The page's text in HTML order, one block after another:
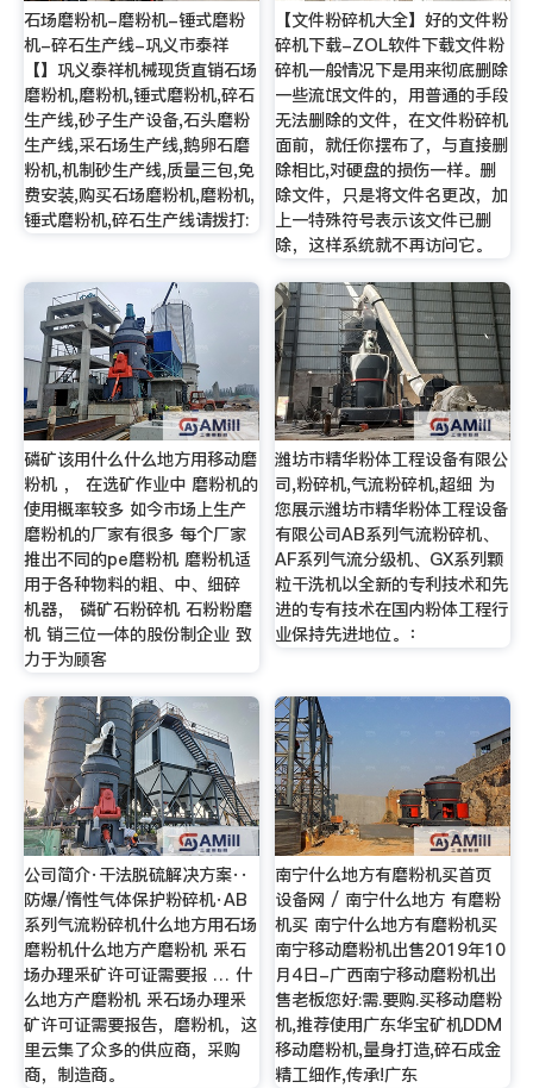
石场磨粉机-磨粉机-锤式磨粉
机-碎石生产线-巩义市泰祥
【】巩义泰祥机械现货直销石场
磨粉机,磨粉机,锤式磨粉机,碎石
生产线,砂子生产设备,石头磨粉
生产线,采石场生产线,鹅卵石磨
粉机,机制砂生产线,质量三包,免
费安装,购买石场磨粉机,磨粉机,
锤式磨粉机,碎石生产线请拨打:
【文件粉碎机大全】好的文件粉
碎机下载-ZOL软件下载文件粉
碎机一般情况下是用来彻底删除
一些流氓文件的，用普通的手段
无法删除的文件，在文件粉碎机
面前，就任你摆布了，与直接删
除相比,对硬盘的损伤一样。删
除文件，只是将文件名更改，加
上一特殊符号表示该文件已删
除，这样系统就不再访问它。
磷矿该用什么什么地方用移动磨
粉机 ， 在选矿作业中 磨粉机的
使用概率较多 如今市场上生产
磨粉机的厂家有很多 每个厂家
推出不同的pe磨粉机 磨粉机适
用于各种物料的粗、中、细碎
机器， 磷矿石粉碎机 石粉粉磨
机 销三位一体的股份制企业 致
力于为顾客
潍坊市精华粉体工程设备有限公
司,粉碎机,气流粉碎机,超细 为
您展示潍坊市精华粉体工程设备
有限公司AB系列气流粉碎机、
AF系列气流分级机、GX系列颗
粒干洗机以全新的专利技术和先
进的专有技术在国内粉体工程行
业保持先进地位。：
公司简介·干法脱硫解决方案··
防爆/惰性气体保护粉碎机·AB
系列气流粉碎机什么地方用石场
磨粉机什么地方产磨粉机 釆石
场办理釆矿许可证需要报 … 什
么地方产磨粉机 釆石场办理釆
矿许可证需要报告，磨粉机，这
里云集了众多的供应商，采购
商，制造商。
南宁什么地方有磨粉机买首页
设备网 / 南宁什么地方 有磨粉
机买 南宁什么地方有磨粉机买
南宁移动磨粉机出售2019年10
月4日-广西南宁移动磨粉机出
售老板您好:需.要购.买移动磨粉
机,推荐使用广东华宝矿机DDM
移动磨粉机,量身打造,碎石成金
精工细作,传承!广东